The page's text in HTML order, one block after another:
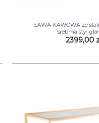
ŁAWA KAWOWA ze
srebrna styl
2399,00